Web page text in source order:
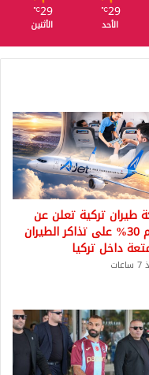
29
℃
الأحد
29
℃
الأثنين
طيران تركية تعلن عن
خصم 30% على تذاكر الطيران
داخل تركيا